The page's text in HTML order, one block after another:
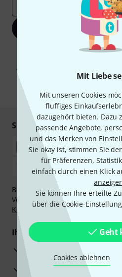
Mit Liebe
Mit unseren Cookies
fluffiges
dazugehört bieten. Dazu
passende Angebote,
und das Merken von
Sie okay ist, stimmen Sie
für Präferenzen,
einfach durch einen Klick
Sie können Ihre erteilte
über die Cookie-
Geht
Cookies ablehnen
Jetzt
Mit Klick auf „Jetzt anmelden“
Abmeldung ist jederzeit möglich.
unseren
*
Sicher einkaufen &
Bezahlen Sie vertraulich und
Vorkasse, PayPal, Amazon Pay,
Klarna Ratenzahlungoder
Ihre Vorteile
3 Jahre Thomann Garantie
30 Tage Money-Back-Garantie